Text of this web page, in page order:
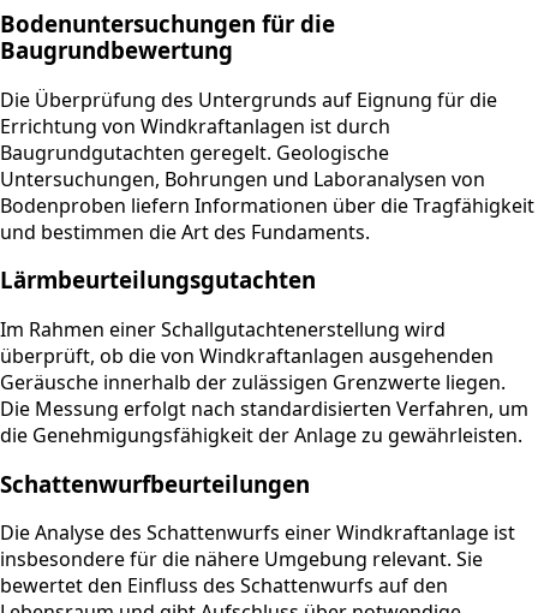
Bodenuntersuchungen für die
Baugrundbewertung
Die Überprüfung des Untergrunds auf Eignung für die
Errichtung von Windkraftanlagen ist durch
Baugrundgutachten geregelt. Geologische
Untersuchungen, Bohrungen und Laboranalysen von
Bodenproben liefern Informationen über die Tragfähigkeit
und bestimmen die Art des Fundaments.
Lärmbeurteilungsgutachten
Im Rahmen einer Schallgutachtenerstellung wird
überprüft, ob die von Windkraftanlagen ausgehenden
Geräusche innerhalb der zulässigen Grenzwerte liegen.
Die Messung erfolgt nach standardisierten Verfahren, um
die Genehmigungsfähigkeit der Anlage zu gewährleisten.
Schattenwurfbeurteilungen
Die Analyse des Schattenwurfs einer Windkraftanlage ist
insbesondere für die nähere Umgebung relevant. Sie
bewertet den Einfluss des Schattenwurfs auf den